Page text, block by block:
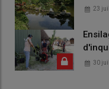
23
30